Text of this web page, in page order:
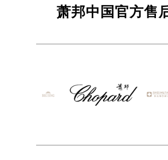
扬州市邗江区国展
金华市金东区东市
绍兴市越城区胜利
嘉兴市南湖区广益
萧邦中国官方售